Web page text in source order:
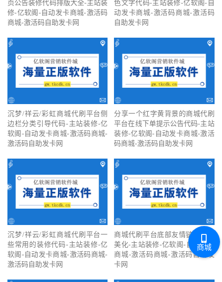
页公告装修代码排版大全-主站装
修-亿软阁-自动发卡商城-激活码
商城-激活码自助发卡网
色文字代码-主站装修-亿软阁-自
动发卡商城-激活码商城-激活码
自助发卡网
沉梦/祥云/彩虹商城代刷平台侧
边栏分类引导代码-主站装修-亿
软阁-自动发卡商城-激活码商城-
激活码自助发卡网
分享一个红字黄背景的商城代刷
平台在线下单提示公告代码-主站
装修-亿软阁-自动发卡商城-激活
码商城-激活码自助发卡网
沉梦/祥云/彩虹商城代刷平台一
些常用的装修代码-主站装修-亿
软阁-自动发卡商城-激活码商城-
激活码自助发卡网
商城代刷平台底部友情链接装修
美化-主站装修-亿软阁-自动发卡
商城-激活码商城-激活码自助发
卡网
商城